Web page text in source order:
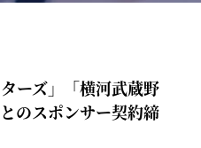
ーズ」「横河武蔵野
のスポンサー契約締